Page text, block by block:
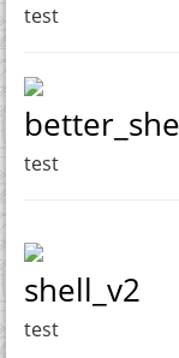
test
test
shell_v2
test